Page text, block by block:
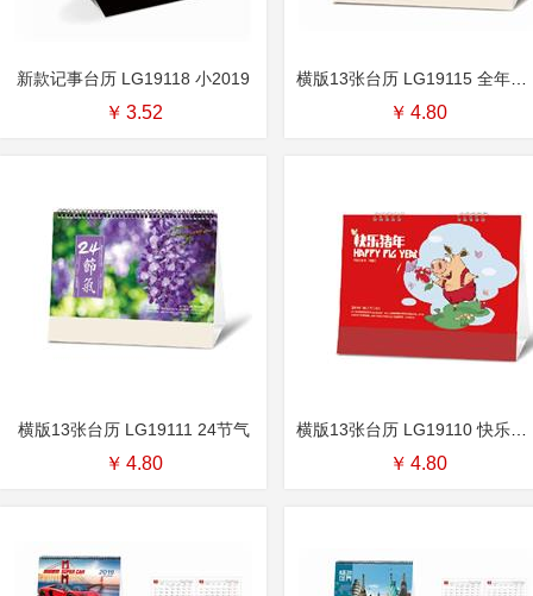
新款记事台历 LG19118 小2019
￥ 3.52 ￥ 4.80
横版13张台历 LG19111 24节气
￥ 4.80 ￥ 4.80